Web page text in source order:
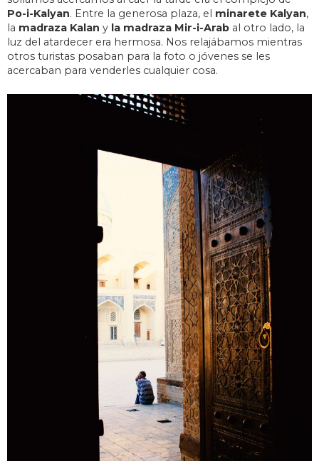
Po-i-Kalyan. Entre la generosa plaza, el minarete Kalyan,
la madraza Kalan y la madraza Mir-i-Arab al otro lado, la
luz del atardecer era hermosa. Nos relajábamos mientras
otros turistas posaban para la foto o jóvenes se les
acercaban para venderles cualquier cosa.